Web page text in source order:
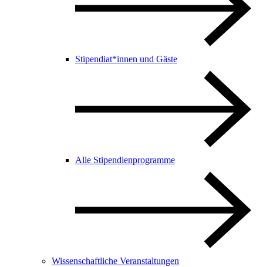
Stipendiat*innen und Gäste
Alle Stipendienprogramme
Wissenschaftliche Veranstaltungen